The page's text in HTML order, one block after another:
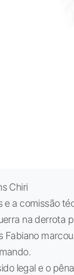
Chiri
e a comissão
na derrota
Fabiano
legal e o